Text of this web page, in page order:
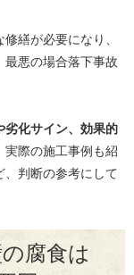
繕が必要になり、
最悪の場合落下事故
劣化サイン、効果的
実際の施工事例も紹
判断の参考にして
腐食は